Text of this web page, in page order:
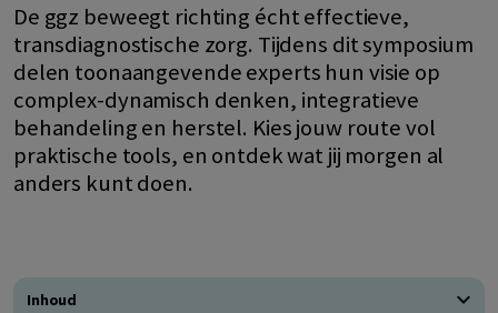
De ggz beweegt richting écht effectieve,
transdiagnostische zorg. Tijdens dit symposium
delen toonaangevende experts hun visie op
complex-dynamisch denken, integratieve
behandeling en herstel. Kies jouw route vol
praktische tools, en ontdek wat jij morgen al
anders kunt doen.
Inhoud